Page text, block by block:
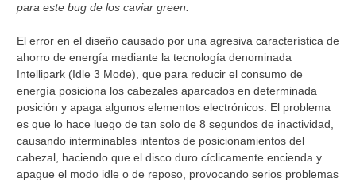
para este bug de los caviar green.
El error en el diseño causado por una agresiva característica de
ahorro de energía mediante la tecnología denominada
Intellipark (Idle 3 Mode), que para reducir el consumo de
energía posiciona los cabezales aparcados en determinada
posición y apaga algunos elementos electrónicos. El problema
es que lo hace luego de tan solo de 8 segundos de inactividad,
causando interminables intentos de posicionamientos del
cabezal, haciendo que el disco duro cíclicamente encienda y
apague el modo idle o de reposo, provocando serios problemas